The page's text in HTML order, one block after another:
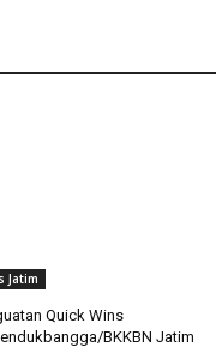
Jatim
Quick Wins
BKKBN Jatim